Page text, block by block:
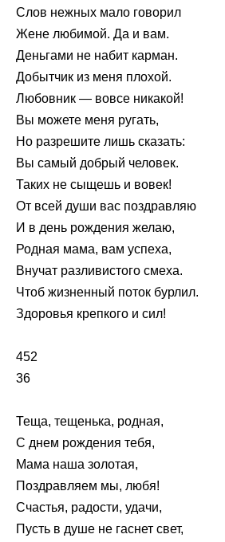
Слов нежных мало говорил
Жене любимой. Да и вам.
Деньгами не набит карман.
Добытчик из меня плохой.
Любовник — вовсе никакой!
Вы можете меня ругать,
Но разрешите лишь сказать:
Вы самый добрый человек.
Таких не сыщешь и вовек!
От всей души вас поздравляю
И в день рождения желаю,
Родная мама, вам успеха,
Внучат разливистого смеха.
Чтоб жизненный поток бурлил.
Здоровья крепкого и сил!
452
36
Теща, тещенька, родная,
С днем рождения тебя,
Мама наша золотая,
Поздравляем мы, любя!
Счастья, радости, удачи,
Пусть в душе не гаснет свет,